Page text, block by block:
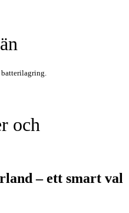
och
– ett smart val